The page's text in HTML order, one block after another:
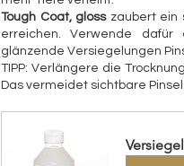
Tough Coat, gloss zaubert ein
erreichen. Verwende dafür
glänzende Versiegelungen
TIPP: Verlängere die
Das vermeidet sichtbare